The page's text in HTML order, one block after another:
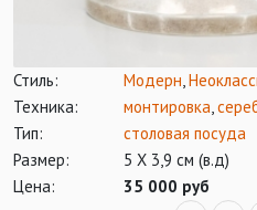
Стиль: Модерн,
Техника:
монтировка,
Тип:
столовая посуда
Размер:
5 Х 3,9 см (в.д)
Цена:
35 000 руб